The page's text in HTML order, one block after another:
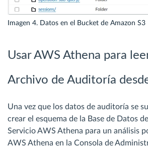
Imagen 4. Datos en el Bucket de Amazon S3
Usar AWS Athena para
Archivo de Auditoría
Una vez que los datos de auditoría se
crear el esquema de la Base de Datos
Servicio AWS Athena para un análisis
AWS Athena en la Consola de